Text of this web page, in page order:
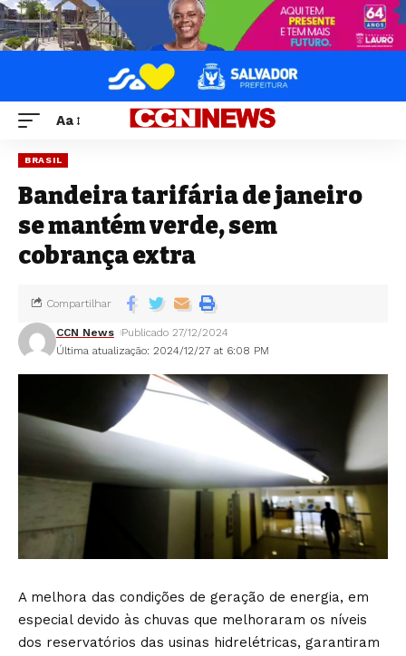
Aa
BRASIL
Bandeira tarifária de janeiro
se mantém verde, sem
cobrança extra
Última atualização: 2024/12/27 at 6:08 PM
CCN News Publicado 27/12/2024
Compartilhar
A melhora das condições de geração de energia, em
especial devido às chuvas que melhoraram os níveis
dos reservatórios das usinas hidrelétricas, garantiram